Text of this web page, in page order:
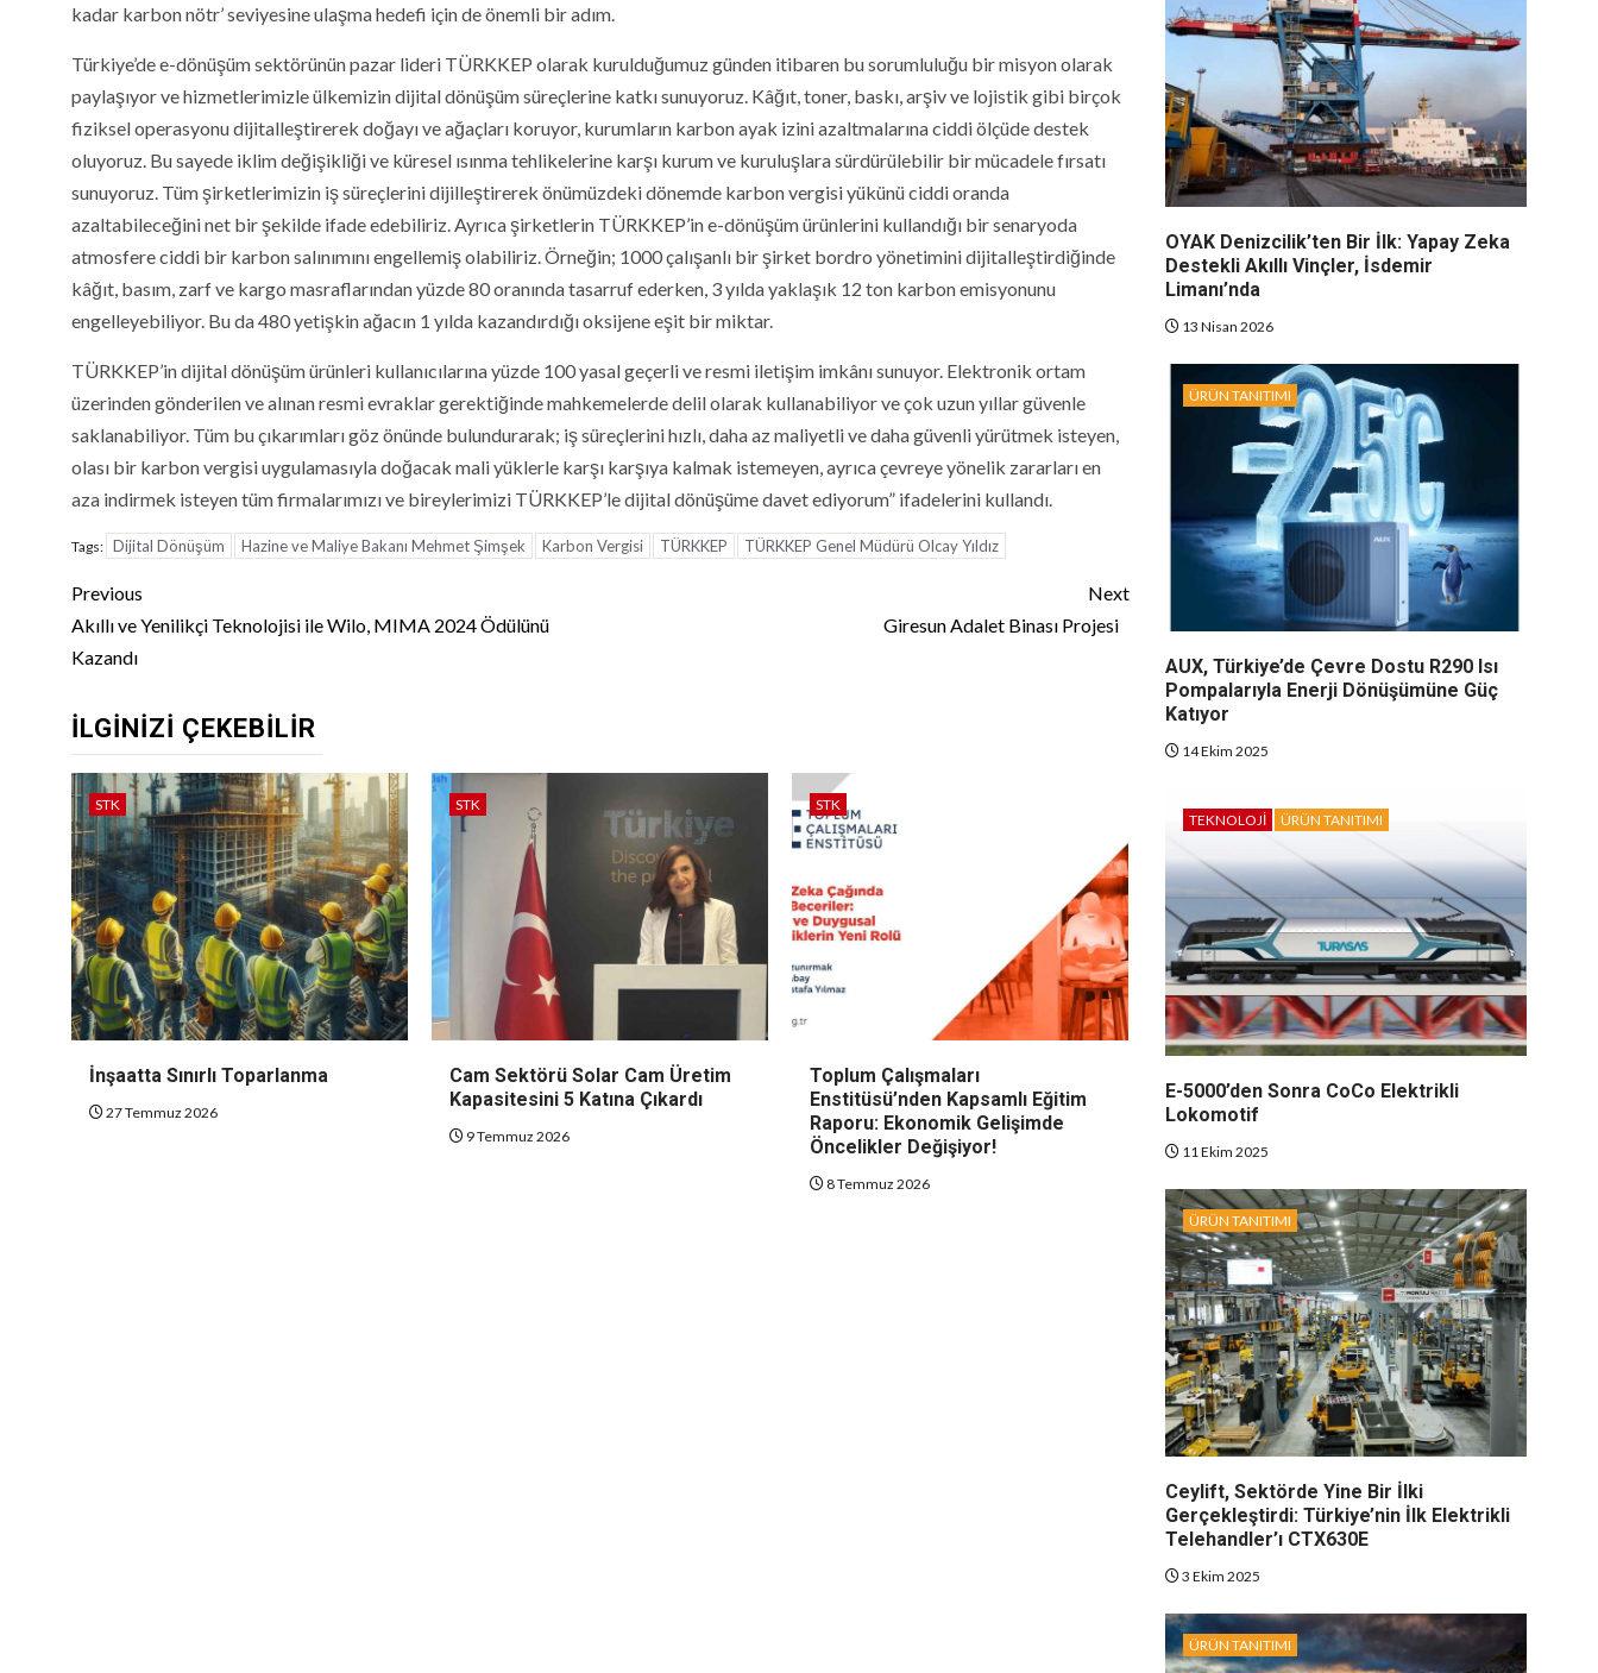
kadar karbon nötr’ seviyesine ulaşma hedefi için de önemli bir adım.
Türkiye’de e-dönüşüm sektörünün pazar lideri TÜRKKEP olarak kurulduğumuz günden itibaren bu sorumluluğu bir misyon olarak
paylaşıyor ve hizmetlerimizle ülkemizin dijital dönüşüm süreçlerine katkı sunuyoruz. Kâğıt, toner, baskı, arşiv ve lojistik gibi birçok
fiziksel operasyonu dijitalleştirerek doğayı ve ağaçları koruyor, kurumların karbon ayak izini azaltmalarına ciddi ölçüde destek
oluyoruz. Bu sayede iklim değişikliği ve küresel ısınma tehlikelerine karşı kurum ve kuruluşlara sürdürülebilir bir mücadele fırsatı
sunuyoruz. Tüm şirketlerimizin iş süreçlerini dijilleştirerek önümüzdeki dönemde karbon vergisi yükünü ciddi oranda
azaltabileceğini net bir şekilde ifade edebiliriz. Ayrıca şirketlerin TÜRKKEP’in e-dönüşüm ürünlerini kullandığı bir senaryoda
atmosfere ciddi bir karbon salınımını engellemiş olabiliriz. Örneğin; 1000 çalışanlı bir şirket bordro yönetimini dijitalleştirdiğinde
kâğıt, basım, zarf ve kargo masraflarından yüzde 80 oranında tasarruf ederken, 3 yılda yaklaşık 12 ton karbon emisyonunu
engelleyebiliyor. Bu da 480 yetişkin ağacın 1 yılda kazandırdığı oksijene eşit bir miktar.
TÜRKKEP’in dijital dönüşüm ürünleri kullanıcılarına yüzde 100 yasal geçerli ve resmi iletişim imkânı sunuyor. Elektronik ortam
üzerinden gönderilen ve alınan resmi evraklar gerektiğinde mahkemelerde delil olarak kullanabiliyor ve çok uzun yıllar güvenle
saklanabiliyor. Tüm bu çıkarımları göz önünde bulundurarak; iş süreçlerini hızlı, daha az maliyetli ve daha güvenli yürütmek isteyen,
olası bir karbon vergisi uygulamasıyla doğacak mali yüklerle karşı karşıya kalmak istemeyen, ayrıca çevreye yönelik zararları en
aza indirmek isteyen tüm firmalarımızı ve bireylerimizi TÜRKKEP’le dijital dönüşüme davet ediyorum” ifadelerini kullandı.
Tags: Dijital Dönüşüm Hazine ve Maliye Bakanı Mehmet Şimşek Karbon Vergisi TÜRKKEP TÜRKKEP Genel Müdürü Olcay Yıldız
Continue
Reading
Previous
Akıllı ve Yenilikçi Teknolojisi ile Wilo, MIMA 2024 Ödülünü
Kazandı
Next
Giresun Adalet Binası Projesi
İLGINIZI ÇEKEBILIR
STK
İnşaatta Sınırlı Toparlanma
27 Temmuz 2026
STK
Cam Sektörü Solar Cam Üretim
Kapasitesini 5 Katına Çıkardı
9 Temmuz 2026
STK
Toplum Çalışmaları
Enstitüsü’nden Kapsamlı Eğitim
Raporu: Ekonomik Gelişimde
Öncelikler Değişiyor!
8 Temmuz 2026
OYAK Denizcilik’ten Bir İlk: Yapay Zeka
Destekli Akıllı Vinçler, İsdemir
Limanı’nda
13 Nisan 2026
ÜRÜN TANITIMI
AUX, Türkiye’de Çevre Dostu R290 Isı
Pompalarıyla Enerji Dönüşümüne Güç
Katıyor
14 Ekim 2025
TEKNOLOJI ÜRÜN TANITIMI
E-5000’den Sonra CoCo Elektrikli
Lokomotif
11 Ekim 2025
ÜRÜN TANITIMI
Ceylift, Sektörde Yine Bir İlki
Gerçekleştirdi: Türkiye’nin İlk Elektrikli
Telehandler’ı CTX630E
3 Ekim 2025
ÜRÜN TANITIMI